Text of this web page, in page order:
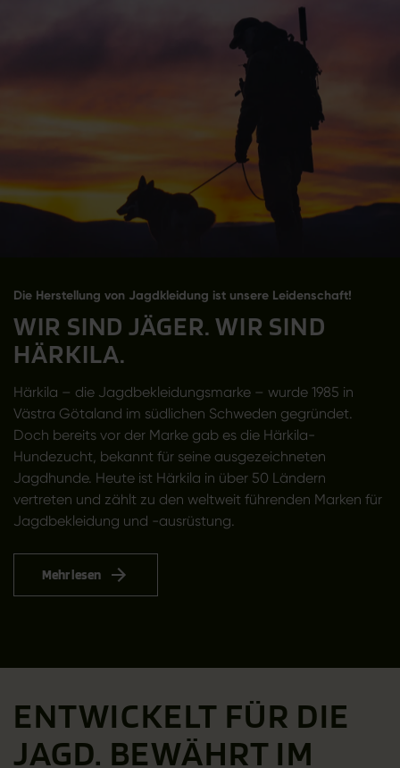
Die Herstellung von Jagdkleidung ist unsere Leidenschaft!
WIR SIND JÄGER. WIR SIND
HÄRKILA.
Härkila – die Jagdbekleidungsmarke – wurde 1985 in
Västra Götaland im südlichen Schweden gegründet.
Doch bereits vor der Marke gab es die Härkila-
Hundezucht, bekannt für seine ausgezeichneten
Jagdhunde. Heute ist Härkila in über 50 Ländern
vertreten und zählt zu den weltweit führenden Marken für
Jagdbekleidung und -ausrüstung.
Mehr lesen
ENTWICKELT FÜR DIE
JAGD. BEWÄHRT IM